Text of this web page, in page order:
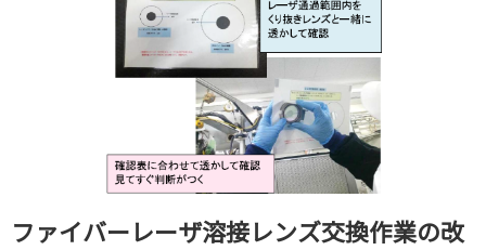
ファイバーレーザ溶接レンズ交換作業の改